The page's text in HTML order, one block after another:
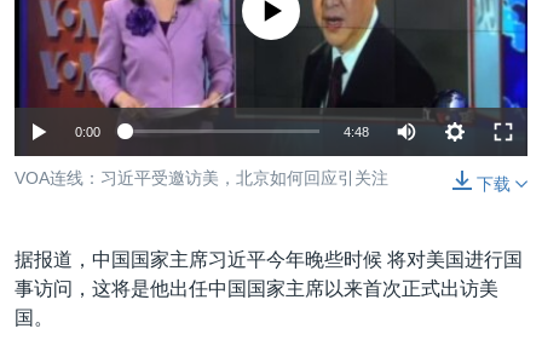
索
欧洲
非洲
美洲
科教·文娱·体健
军事
劳工
白宫要闻
国会报道
美中关系
重要讲话与声明
台海两岸关系
VOA视频
VOA今日焦点
中文广播
关注我们
没有媒体可用资源
0:00 4:48
下载
VOA连线：习近平受邀访美，北京如何回应引关注
据报道，中国国家主席习近平今年晚些时候 将对美国进行国
事访问，这将是他出任中国国家主席以来首次正式出访美
国。